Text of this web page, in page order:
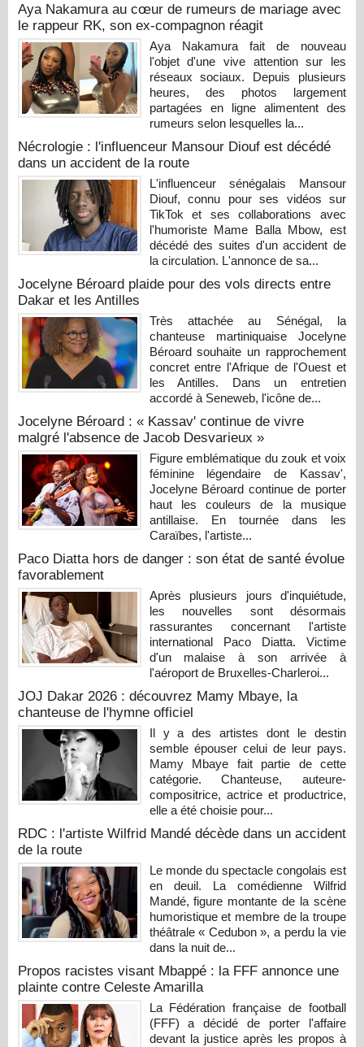
Aya Nakamura au cœur de rumeurs de mariage avec
le rappeur RK, son ex-compagnon réagit
Aya Nakamura fait de nouveau
l'objet d'une vive attention sur les
réseaux sociaux. Depuis plusieurs
heures, des photos largement
partagées en ligne alimentent des
rumeurs selon lesquelles la...
Nécrologie : l'influenceur Mansour Diouf est décédé
dans un accident de la route
L'influenceur sénégalais Mansour
Diouf, connu pour ses vidéos sur
TikTok et ses collaborations avec
l'humoriste Mame Balla Mbow, est
décédé des suites d'un accident de
la circulation. L'annonce de sa...
Jocelyne Béroard plaide pour des vols directs entre
Dakar et les Antilles
Très attachée au Sénégal, la
chanteuse martiniquaise Jocelyne
Béroard souhaite un rapprochement
concret entre l'Afrique de l'Ouest et
les Antilles. Dans un entretien
accordé à Seneweb, l'icône de...
Jocelyne Béroard : « Kassav' continue de vivre
malgré l'absence de Jacob Desvarieux »
Figure emblématique du zouk et voix
féminine légendaire de Kassav',
Jocelyne Béroard continue de porter
haut les couleurs de la musique
antillaise. En tournée dans les
Caraïbes, l'artiste...
Paco Diatta hors de danger : son état de santé évolue
favorablement
Après plusieurs jours d'inquiétude,
les nouvelles sont désormais
rassurantes concernant l'artiste
international Paco Diatta. Victime
d'un malaise à son arrivée à
l'aéroport de Bruxelles-Charleroi...
JOJ Dakar 2026 : découvrez Mamy Mbaye, la
chanteuse de l'hymne officiel
Il y a des artistes dont le destin
semble épouser celui de leur pays.
Mamy Mbaye fait partie de cette
catégorie. Chanteuse, auteure-
compositrice, actrice et productrice,
elle a été choisie pour...
RDC : l'artiste Wilfrid Mandé décède dans un accident
de la route
Le monde du spectacle congolais est
en deuil. La comédienne Wilfrid
Mandé, figure montante de la scène
humoristique et membre de la troupe
théâtrale « Cedubon », a perdu la vie
dans la nuit de...
Propos racistes visant Mbappé : la FFF annonce une
plainte contre Celeste Amarilla
La Fédération française de football
(FFF) a décidé de porter l'affaire
devant la justice après les propos à